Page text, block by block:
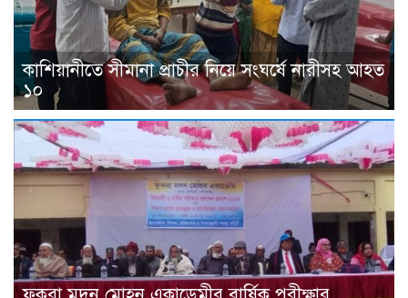
কাশিয়ানীতে সীমানা প্রাচীর নিয়ে সংঘর্ষে নারীসহ আহত
১০